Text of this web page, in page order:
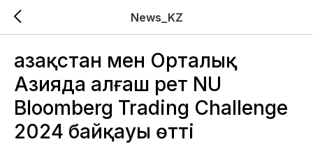
News_KZ
Қазақстан мен Орталық
Азияда алғаш рет NU
Bloomberg Trading Challenge
2024 байқауы өтті